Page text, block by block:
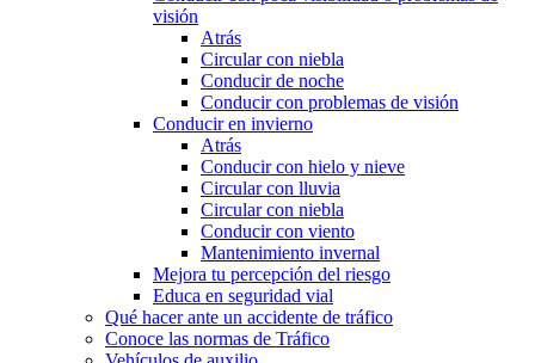
visión
Atrás
Circular con niebla
Conducir de noche
Conducir con problemas de visión
Conducir en invierno
Atrás
Conducir con hielo y nieve
Circular con lluvia
Circular con niebla
Conducir con viento
Mantenimiento invernal
Mejora tu percepción del riesgo
Educa en seguridad vial
Qué hacer ante un accidente de tráfico
Conoce las normas de Tráfico